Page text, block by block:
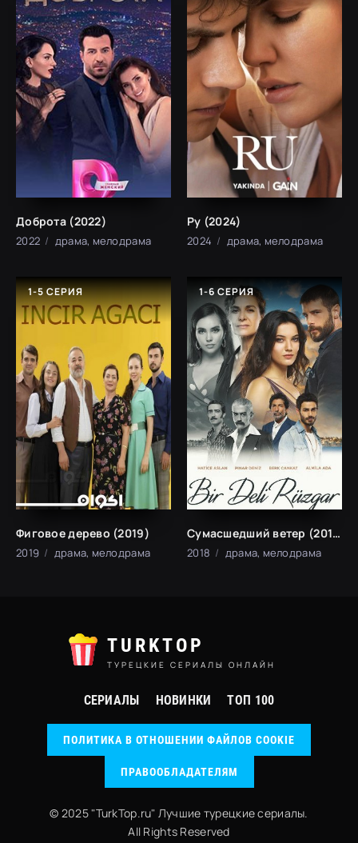
Доброта (2022)
2022 драма, мелодрама
Ру (2024)
2024 драма, мелодрама
1-5 СЕРИЯ
Фиговое дерево (2019)
2019 драма, мелодрама
1-6 СЕРИЯ
Сумасшедший ветер (2018)
2018 драма, мелодрама
TURKTOP
ТУРЕЦКИЕ СЕРИАЛЫ ОНЛАЙН
СЕРИАЛЫ НОВИНКИ ТОП 100
ПОЛИТИКА В ОТНОШЕНИИ ФАЙЛОВ COOKIE
ПРАВООБЛАДАТЕЛЯМ
© 2025 "TurkTop.ru" Лучшие турецкие сериалы.
All Rights Reserved